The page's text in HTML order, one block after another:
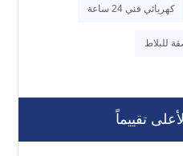
كهربائي فني 24 ساعة
للبلاط
تقييماً